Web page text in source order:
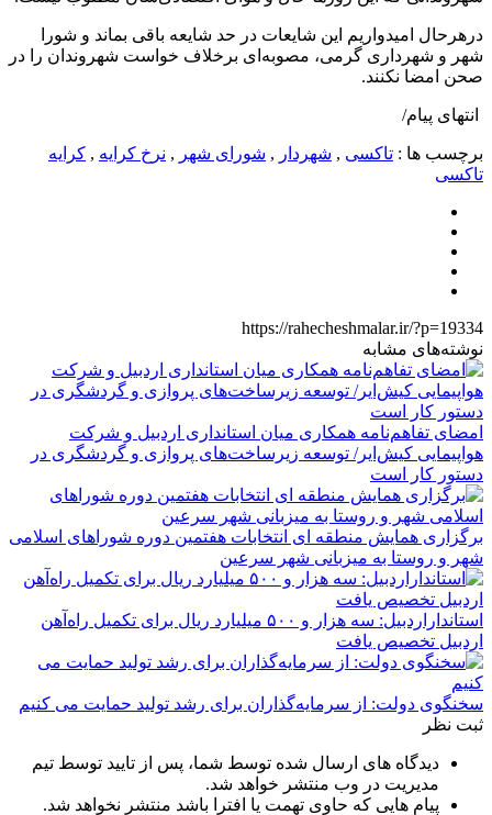
درهرحال امیدواریم این شایعات در حد شایعه باقی بماند و شورا
شهر و شهرداری گرمی، مصوبه‌ای برخلاف خواست شهروندان را در
صحن امضا نکنند.
انتهای پیام/
برچسب ها : تاکسی , شهردار , شورای شهر , نرخ کرایه , کرایه
تاکسی
https://rahecheshmalar.ir/?p=19334
نوشته‌های مشابه
امضای تفاهم‌نامه همکاری میان استانداری اردبیل و شرکت
هواپیمایی کیش‌ایر/ توسعه زیرساخت‌های پروازی و گردشگری در
دستور کار است
برگزاری همایش منطقه ای انتخابات هفتمین دوره شوراهای اسلامی
شهر و روستا به میزبانی شهر سرعین
استانداراردبیل: سه هزار و ۵۰۰ میلیارد ریال برای تکمیل راه‌آهن
اردبیل تخصیص یافت
سخنگوی دولت: از سرمایه‌گذاران برای رشد تولید حمایت می کنیم
ثبت نظر
دیدگاه های ارسال شده توسط شما، پس از تایید توسط تیم
مدیریت در وب منتشر خواهد شد.
پیام هایی که حاوی تهمت یا افترا باشد منتشر نخواهد شد.